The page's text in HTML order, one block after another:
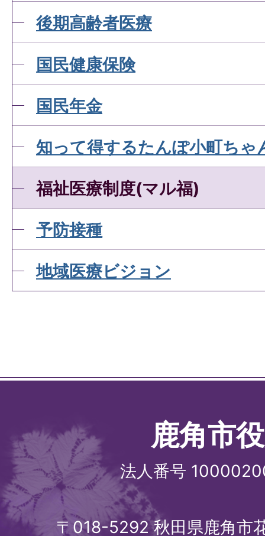
後期高齢者医療
国民健康保険
国民年金
知って得するたんぽ小町ちゃ
福祉医療制度(マル福)
予防接種
地域医療ビジョン
鹿角市
法人番号
〒018-5292 秋田県鹿角市